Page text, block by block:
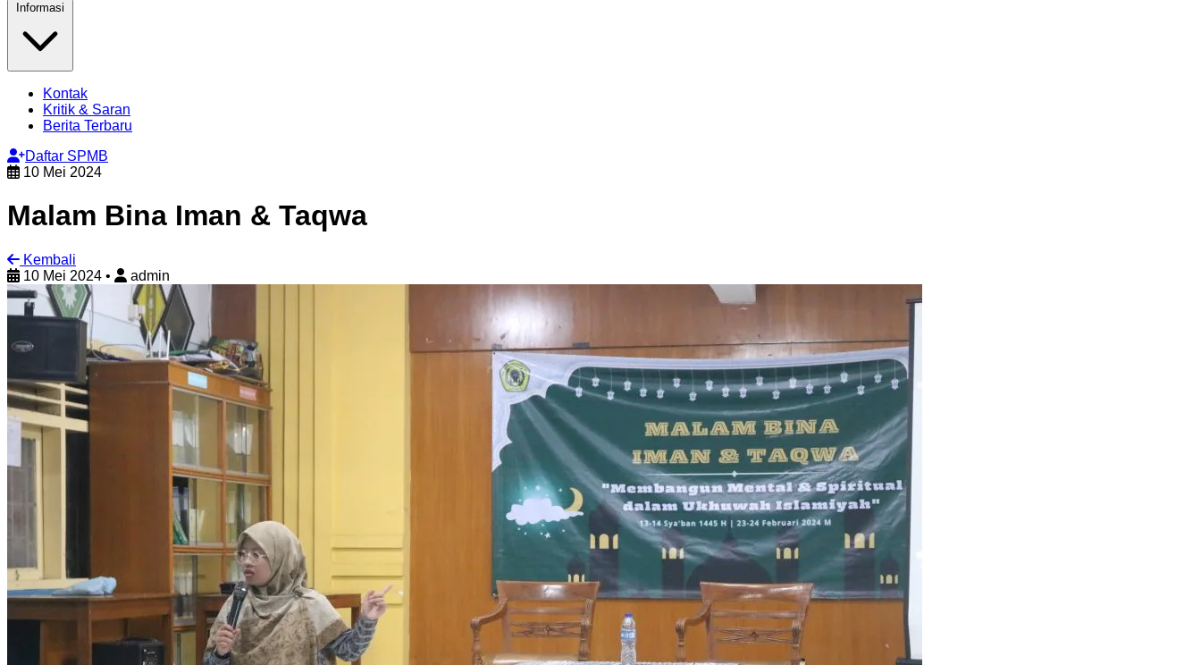
Kontak
Kritik & Saran
Berita Terbaru
Daftar SPMB
10 Mei 2024
Malam Bina Iman & Taqwa
Kembali
10 Mei 2024 • admin